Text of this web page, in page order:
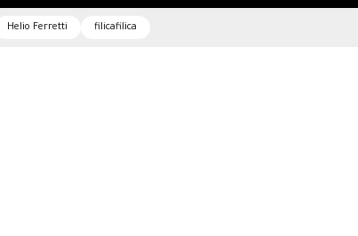
Helio Ferretti filicafilica